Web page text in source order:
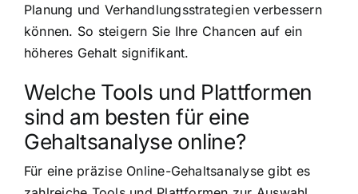
Planung und Verhandlungsstrategien verbessern
können. So steigern Sie Ihre Chancen auf ein
höheres Gehalt signifikant.
Welche Tools und Plattformen
sind am besten für eine
Gehaltsanalyse online?
Für eine präzise Online-Gehaltsanalyse gibt es